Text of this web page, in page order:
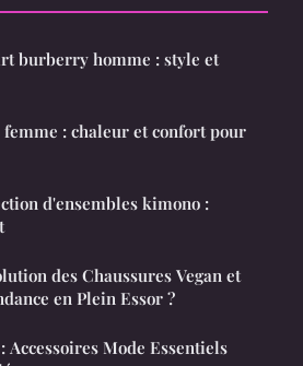
burberry homme : style et
: chaleur et confort pour
d'ensembles kimono :
des Chaussures Vegan et
en Plein Essor ?
Accessoires Mode Essentiels